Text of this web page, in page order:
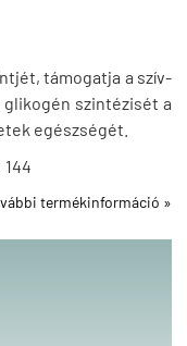
támogatja a szív-
szintézisét a
egészségét.
144
termékinformáció »